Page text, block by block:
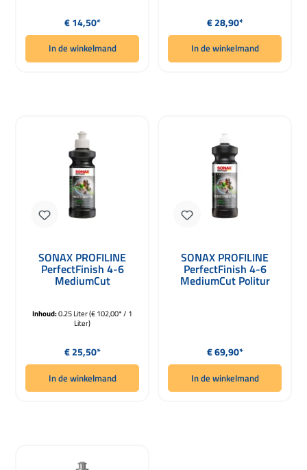
Normale prijs:
€ 14,50*
In de winkelmand
Normale prijs:
€ 28,90*
In de winkelmand
SONAX PROFILINE
PerfectFinish 4-6
MediumCut
Inhoud:0.25 Liter(€ 102,00* / 1
Liter)
Normale prijs:
€ 25,50*
In de winkelmand
SONAX PROFILINE
PerfectFinish 4-6
MediumCut Politur
Normale prijs:
€ 69,90*
In de winkelmand